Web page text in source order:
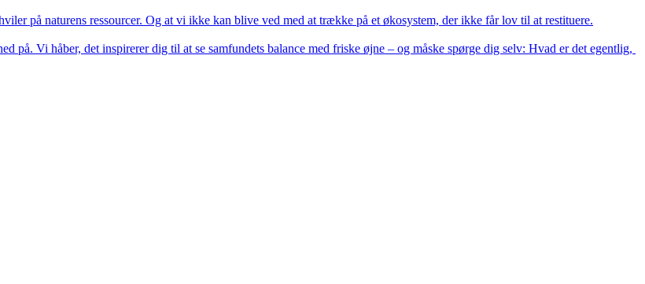
på naturens ressourcer. Og at vi ikke kan blive ved med at trække på et økosystem, der ikke får lov til at restituere.
Vi håber, det inspirerer dig til at se samfundets balance med friske øjne – og måske spørge dig selv: Hvad er det egentlig,